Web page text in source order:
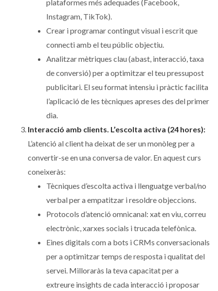
plataformes més adequades (Facebook,
Instagram, TikTok).
Crear i programar contingut visual i escrit que
connecti amb el teu públic objectiu.
Analitzar mètriques clau (abast, interacció, taxa
de conversió) per a optimitzar el teu pressupost
publicitari. El seu format intensiu i pràctic facilita
l’aplicació de les tècniques apreses des del primer
dia.
Interacció amb clients. L’escolta activa (24 hores):
L’atenció al client ha deixat de ser un monòleg per a
convertir-se en una conversa de valor. En aquest curs
coneixeràs:
Tècniques d’escolta activa i llenguatge verbal/no
verbal per a empatitzar i resoldre objeccions.
Protocols d’atenció omnicanal: xat en viu, correu
electrònic, xarxes socials i trucada telefònica.
Eines digitals com a bots i CRMs conversacionals
per a optimitzar temps de resposta i qualitat del
servei. Milloraràs la teva capacitat per a
extreure insights de cada interacció i proposar